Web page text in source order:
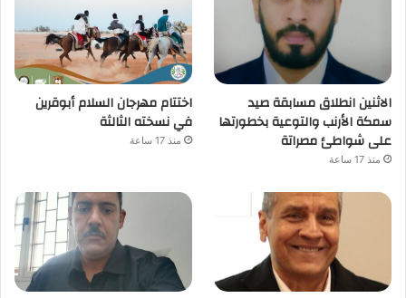
الاثنين انطلاق مسابقة صيد
سمكة الأرنب والتوعية بخطورتها
على شواطئ مصراتة
منذ 17 ساعة
اختتام مهرجان السلام أبوقرين
في نسخته الثالثة
منذ 17 ساعة